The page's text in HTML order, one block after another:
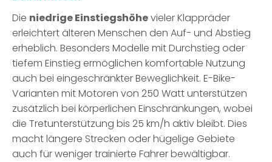
Die niedrige Einstiegshöhevieler Klappräder
erleichtert älteren Menschen den Auf- und Abstieg
erheblich. Besonders Modelle mit Durchstieg oder
tiefem Einstieg ermöglichen komfortable Nutzung
auch bei eingeschränkter Beweglichkeit. E-Bike-
Varianten mit Motoren von 250 Watt unterstützen
zusätzlich bei körperlichen Einschränkungen, wobei
die Tretunterstützung bis 25 km/h aktiv bleibt. Dies
macht längere Strecken oder hügelige Gebiete
auch für weniger trainierte Fahrer bewältigbar.